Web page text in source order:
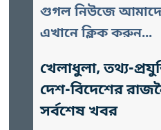
গুগল নিউজে
এখানে ক্লিক করুন...
খেলাধুলা, তথ্য-
দেশ-বিদেশের
সর্বশেষ খবর